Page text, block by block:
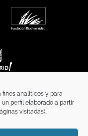
fines analíticos y para
perfil elaborado a partir
visitadas).